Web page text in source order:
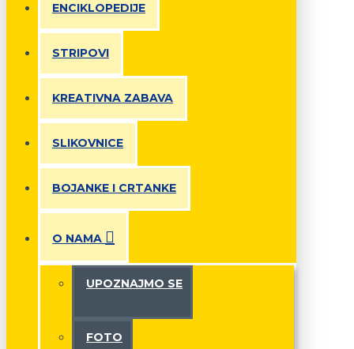
ENCIKLOPEDIJE
STRIPOVI
KREATIVNA ZABAVA
SLIKOVNICE
BOJANKE I CRTANKE
O NAMA
UPOZNAJMO SE
FOTO